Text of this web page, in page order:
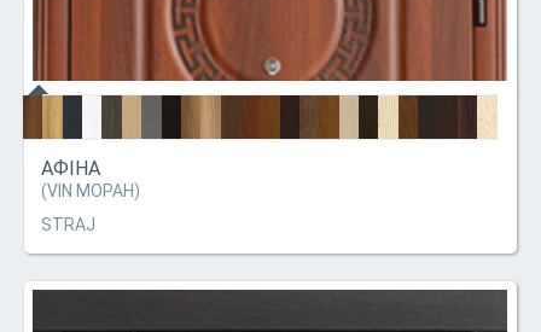
АФІНА
(VIN МОРАН)
STRAJ